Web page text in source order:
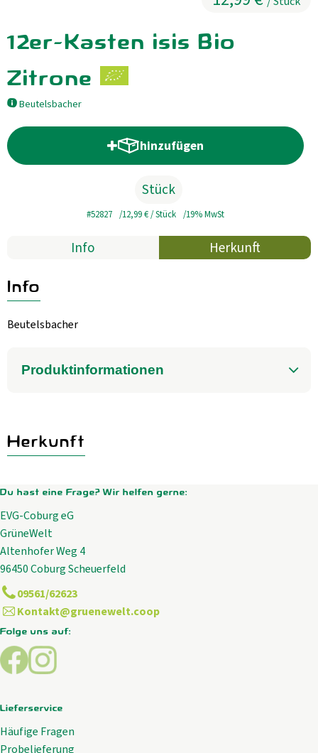
GrüneWelt Bäckerei
Vorratskammer
Genossenschaft & Beitritt
Über uns
Aktuelles
12er-Kasten isis Bio
Zitrone
Beutelsbacher
hinzufügen
Produkt zum Warenkorb
Stück
#52827 12,99 €/ Stück 19% MwSt
Info Herkunft
Info
Beutelsbacher
Produktinformationen
Herkunft
Du hast eine Frage? Wir helfen gerne:
EVG-Coburg eG
GrüneWelt
Altenhofer Weg 4
96450 Coburg Scheuerfeld
09561/62623
Kontakt@gruenewelt.coop
Folge uns auf:
Externer Link zu https://www.facebook.com/
Externer Link zu https://www.instagram.com/
Lieferservice
Häufige Fragen
Probelieferung